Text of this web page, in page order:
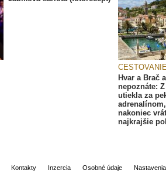
Hvar a Brač
nepoznáte:
utiekla za
nakoniec
najkrajšie
Kontakty Inzercia Osobné údaje